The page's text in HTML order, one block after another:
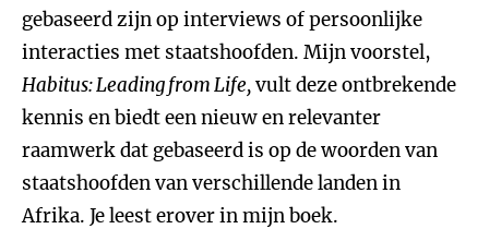
gebaseerd zijn op interviews of persoonlijke
interacties met staatshoofden. Mijn voorstel,
Habitus: Leading from Life,vult deze ontbrekende
kennis en biedt een nieuw en relevanter
raamwerk dat gebaseerd is op de woorden van
staatshoofden van verschillende landen in
Afrika. Je leest erover in mijn boek.